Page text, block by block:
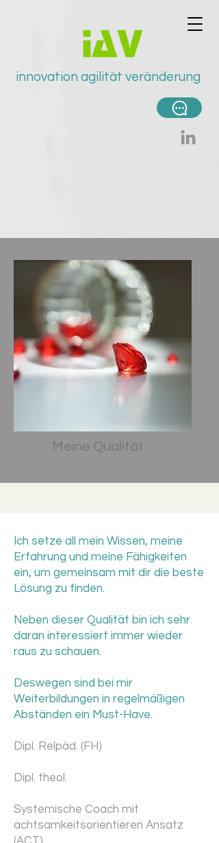
innovation agilität veränderung
Meine Qualität
Ich setze all mein Wissen, meine
Erfahrung und meine Fähigkeiten
ein, um gemeinsam mit dir die beste
Lösung zu finden.
Neben dieser Qualität bin ich sehr
daran interessiert immer wieder
raus zu schauen.
Deswegen sind bei mir
Weiterbildungen in regelmäßigen
Abständen ein Must-Have.
Dipl. Relpäd. (FH)
Dipl. theol.
Systemische Coach mit
achtsamkeitsorientieren Ansatz